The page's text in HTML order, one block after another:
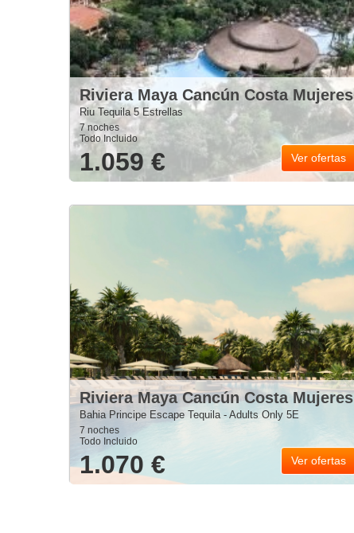
Riviera Maya Cancún Costa Mujeres
Riu Tequila 5 Estrellas
7 noches
Todo Incluido
1.059 € Ver ofertas
Riviera Maya Cancún Costa Mujeres
Bahia Principe Escape Tequila - Adults Only 5E
7 noches
Todo Incluido
1.070 € Ver ofertas